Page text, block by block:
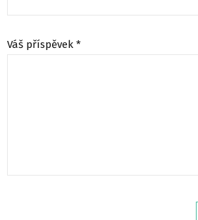
Váš příspěvek *